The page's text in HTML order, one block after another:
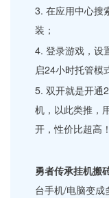
3. 在应用中心搜
装；
4. 登录游戏，设
启24小时托管模
5. 双开就是开通
机，以此类推，
开，性价比超高！
勇者传承挂机搬
台手机/电脑变